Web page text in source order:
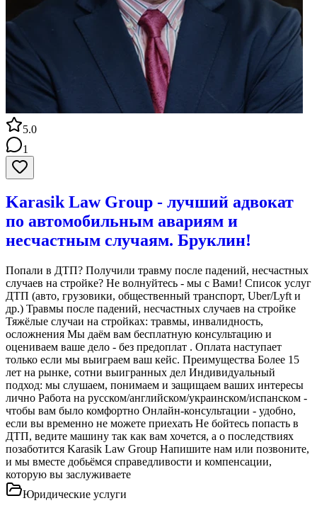
5.0
1
Karasik Law Group - лучший адвокат
по автомобильным авариям и
несчастным случаям. Бруклин!
Попали в ДТП? Получили травму после падений, несчастных
случаев на стройке? Не волнуйтесь - мы с Вами! Список услуг
ДТП (авто, грузовики, общественный транспорт, Uber/Lyft и
др.) Травмы после падений, несчастных случаев на стройке
Тяжёлые случаи на стройках: травмы, инвалидность,
осложнения Мы даём вам бесплатную консультацию и
оцениваем ваше дело - без предоплат . Оплата наступает
только если мы выиграем ваш кейс. Преимущества Более 15
лет на рынке, сотни выигранных дел Индивидуальный
подход: мы слушаем, понимаем и защищаем ваших интересы
лично Работа на русском/английском/украинском/испанском -
чтобы вам было комфортно Онлайн-консультации - удобно,
если вы временно не можете приехать Не бойтесь попасть в
ДТП, ведите машину так как вам хочется, а о последствиях
позаботится Karasik Law Group Напишите нам или позвоните,
и мы вместе добьёмся справедливости и компенсации,
которую вы заслуживаете
Юридические услуги